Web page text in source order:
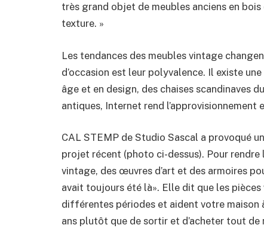
très grand objet de meubles anciens en
texture. »
Les tendances des meubles vintage
d’occasion est leur polyvalence. Il existe
âge et en design, des chaises scandinaves
antiques, Internet rend l’approvisionnement
CAL STEMP de Studio Sascal a provoqué
projet récent (photo ci-dessus). Pour
vintage, des œuvres d’art et des armoires
avait toujours été là». Elle dit que les
différentes périodes et aident votre maison
ans plutôt que de sortir et d’acheter tout de